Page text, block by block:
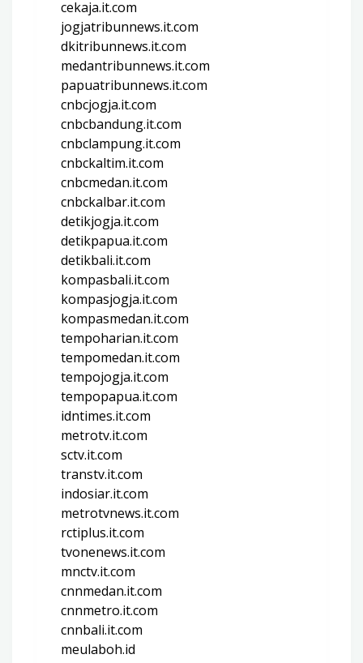
cekaja.it.com
jogjatribunnews.it.com
dkitribunnews.it.com
medantribunnews.it.com
papuatribunnews.it.com
cnbcjogja.it.com
cnbcbandung.it.com
cnbclampung.it.com
cnbckaltim.it.com
cnbcmedan.it.com
cnbckalbar.it.com
detikjogja.it.com
detikpapua.it.com
detikbali.it.com
kompasbali.it.com
kompasjogja.it.com
kompasmedan.it.com
tempoharian.it.com
tempomedan.it.com
tempojogja.it.com
tempopapua.it.com
idntimes.it.com
metrotv.it.com
sctv.it.com
transtv.it.com
indosiar.it.com
metrotvnews.it.com
rctiplus.it.com
tvonenews.it.com
mnctv.it.com
cnnmedan.it.com
cnnmetro.it.com
cnnbali.it.com
meulaboh.id